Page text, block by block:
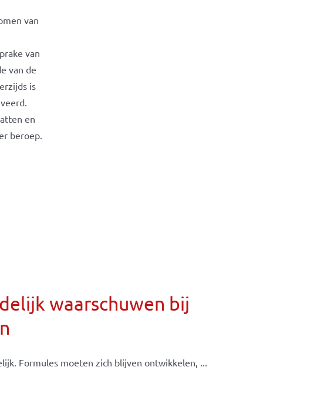
van
van
van de
is
en
beroep.
waarschuwen bij
Formules moeten zich blijven ontwikkelen, ...